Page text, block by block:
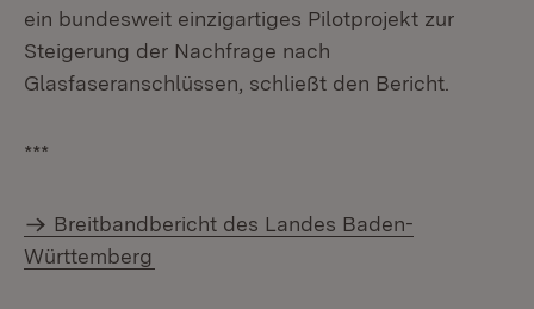
ein bundesweit einzigartiges Pilotprojekt zur
Steigerung der Nachfrage nach
Glasfaseranschlüssen, schließt den Bericht.
***
Breitbandbericht des Landes Baden-
Württemberg